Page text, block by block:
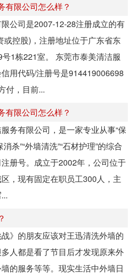
有限公司怎么样？
公司是2007-12-28注册成立的有
或控股)，注册地址位于广东省东
1栋221室。 东莞市泰美清洁服
用代码/注册号是914419006698
付，目前...
有限公司怎么样？
务有限公司，是一家专业从事“保
杀”“外墙清洗”“石材护理”的综合
册号。成立于2002年，公司位于
，现有固定在职员工300人，主
》的朋友应该对王迅清洗外墙的
人都是看了节目后才发现原来外
的服务等等。现实生活中外墙日